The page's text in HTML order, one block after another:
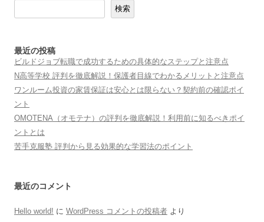
検索
最近の投稿
ビルドジョブ転職で成功するための具体的なステップと注意点
N高等学校 評判を徹底解説！保護者目線でわかるメリットと注意点
ワンルーム投資の家賃保証は安心とは限らない？契約前の確認ポイ
ント
OMOTENA（オモテナ）の評判を徹底解説！利用前に知るべきポイ
ントとは
苦手克服塾 評判から見る効果的な学習法のポイント
最近のコメント
Hello world! に WordPress コメントの投稿者 より